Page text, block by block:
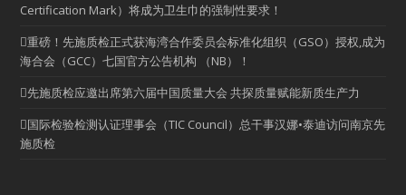
Certification Mark）将成为卫生巾的强制性要求！
重磅！先施质检正式获海湾合作委员会标准化组织（GSO）授权,成为
海合会（GCC）七国官方公告机构 （NB）！
先施质检应邀出席第六届中国质量大会 共探质量赋能新质生产力
国际检验检测认证理事会（TIC Council）总干事汉娜•泰迪访问南京先
施质检